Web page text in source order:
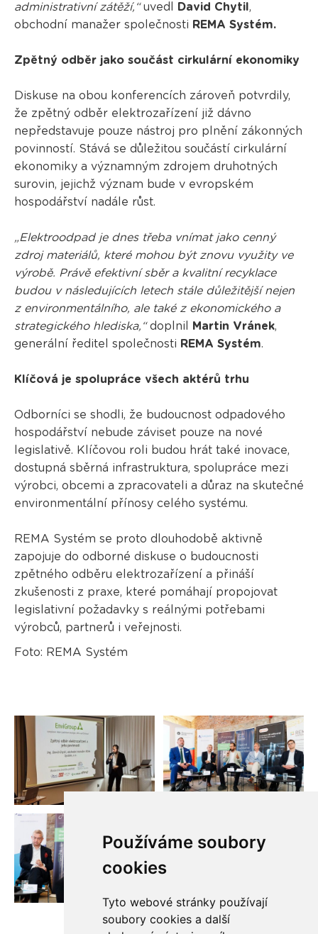
Používáme soubory
cookies
Tyto webové stránky používají
soubory cookies a další
administrativní zátěží,“uvedl David Chytil ,
obchodní manažer společnosti REMA Systém.
Zpětný odběr jako součást cirkulární ekonomiky
Diskuse na obou konferencích zároveň potvrdily,
že zpětný odběr elektrozařízení již dávno
nepředstavuje pouze nástroj pro plnění zákonných
povinností. Stává se důležitou součástí cirkulární
ekonomiky a významným zdrojem druhotných
surovin, jejichž význam bude v evropském
hospodářství nadále růst.
„Elektroodpad je dnes třeba vnímat jako cenný
zdroj materiálů, které mohou být znovu využity ve
výrobě. Právě efektivní sběr a kvalitní recyklace
budou v následujících letech stále důležitější nejen
z environmentálního, ale také z ekonomického a
strategického hlediska,“doplnil Martin Vránek,
generální ředitel společnosti REMA Systém.
Klíčová je spolupráce všech aktérů trhu
Odborníci se shodli, že budoucnost odpadového
hospodářství nebude záviset pouze na nové
legislativě. Klíčovou roli budou hrát také inovace,
dostupná sběrná infrastruktura, spolupráce mezi
výrobci, obcemi a zpracovateli a důraz na skutečné
environmentální přínosy celého systému.
REMA Systém se proto dlouhodobě aktivně
zapojuje do odborné diskuse o budoucnosti
zpětného odběru elektrozařízení a přináší
zkušenosti z praxe, které pomáhají propojovat
legislativní požadavky s reálnými potřebami
výrobců, partnerů i veřejnosti.
Foto: REMA Systém